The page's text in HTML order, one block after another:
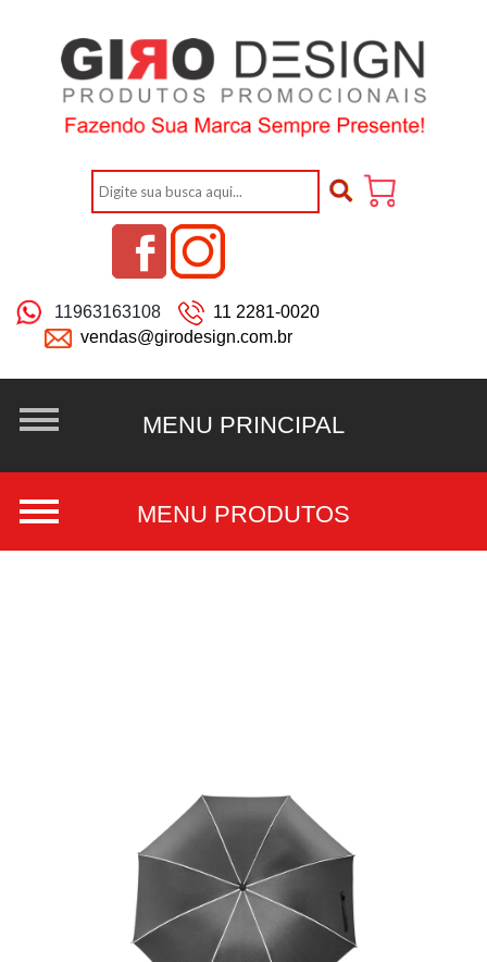
11963163108
11 2281-0020
vendas@girodesign.com.br